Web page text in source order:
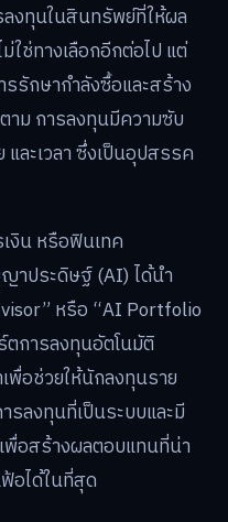
ลงทุนในสินทรัพย์ที่ให้ผล
ใช่ทางเลือกอีกต่อไป แต่
รักษากำลังซื้อและสร้าง
าม การลงทุนมีความซับ
ละเวลา ซึ่งเป็นอุปสรรค
เงิน หรือฟินเทค
าประดิษฐ์ (AI) ได้นำ
หรือ “AI Portfolio
การลงทุนอัตโนมัติ
พื่อช่วยให้นักลงทุนราย
รลงทุนที่เป็นระบบและมี
พื่อสร้างผลตอบแทนที่น่า
ฟ้อได้ในที่สุด